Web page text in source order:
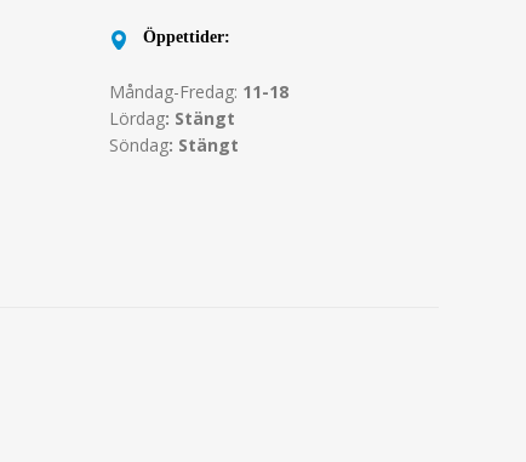
Öppettider:
Måndag-Fredag: 11-18
Lördag: Stängt
Söndag: Stängt